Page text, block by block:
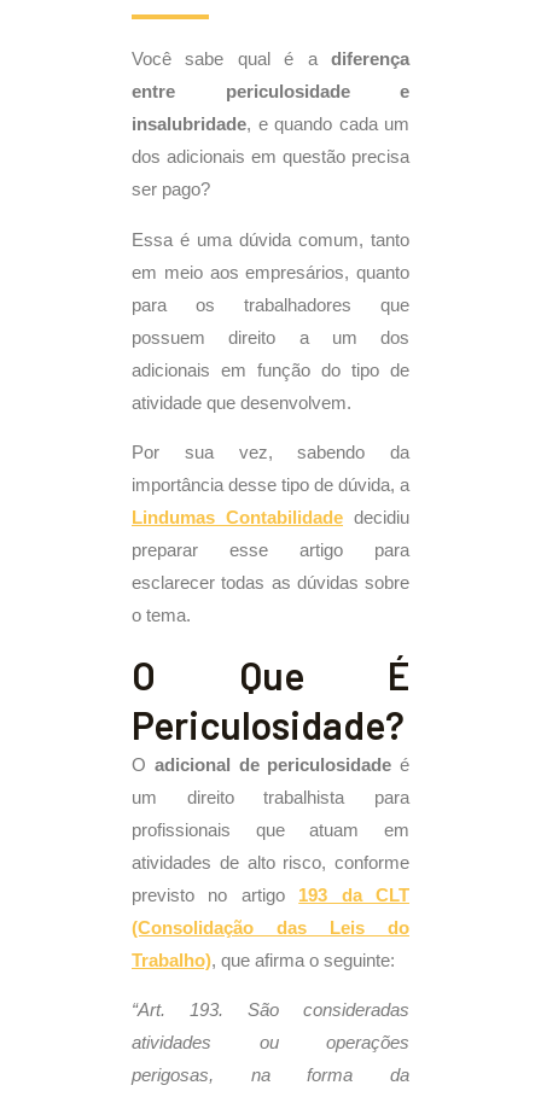
Você sabe qual é a diferença
entre periculosidade e
insalubridade, e quando cada um
dos adicionais em questão precisa
ser pago?
Essa é uma dúvida comum, tanto
em meio aos empresários, quanto
para os trabalhadores que
possuem direito a um dos
adicionais em função do tipo de
atividade que desenvolvem.
Por sua vez, sabendo da
importância desse tipo de dúvida, a
Lindumas Contabilidade decidiu
preparar esse artigo para
esclarecer todas as dúvidas sobre
o tema.
O Que É
Periculosidade?
O adicional de periculosidade é
um direito trabalhista para
profissionais que atuam em
atividades de alto risco, conforme
previsto no artigo 193 da CLT
(Consolidação das Leis do
Trabalho), que afirma o seguinte:
“Art. 193. São consideradas
atividades ou operações
perigosas, na forma da